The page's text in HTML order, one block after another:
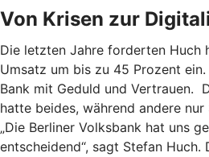
Von Krisen zur
Die letzten Jahre forderten Huch
Umsatz um bis zu 45 Prozent
Bank mit Geduld und Vertrauen.
hatte beides, während andere
„Die Berliner Volksbank hat uns
entscheidend“, sagt Stefan Huch.